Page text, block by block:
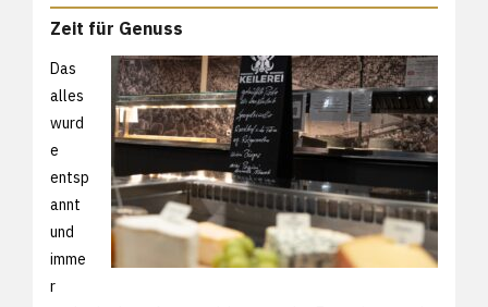
Zeit für Genuss
Das
alles
wurd
e
entsp
annt
und
imme
r